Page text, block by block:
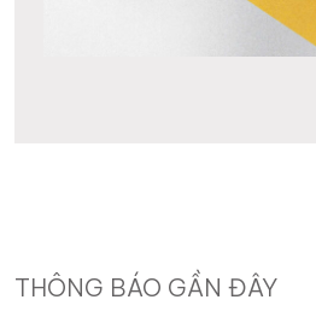
THÔNG BÁO GẦN ĐÂY